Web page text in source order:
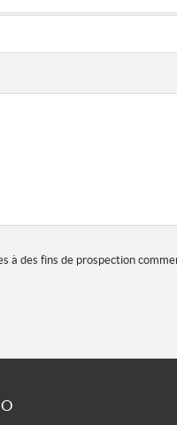
à des fins de prospection